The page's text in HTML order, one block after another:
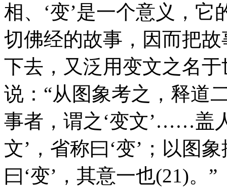
相、‘变’是一个意义，
切佛经的故事，因而把
下去，又泛用变文之名
说：“从图象考之，释道
事者，谓之‘变文’……盖
文’，省称曰‘变’；以图
曰‘变’，其意一也(21)。”